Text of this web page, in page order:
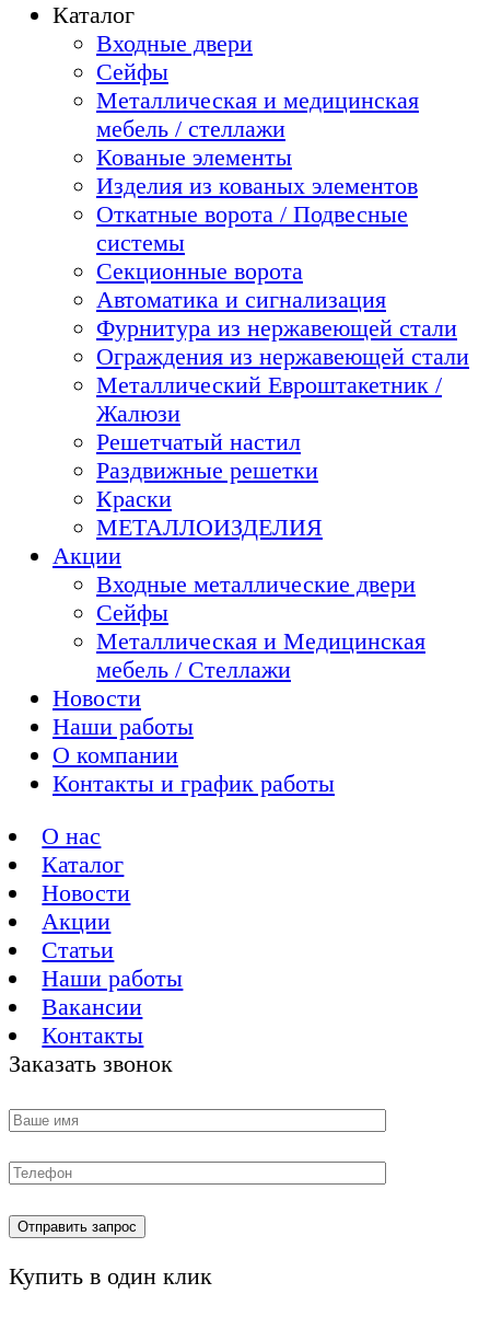
Каталог
Входные двери
Сейфы
Металлическая и медицинская
мебель / стеллажи
Кованые элементы
Изделия из кованых элементов
Откатные ворота / Подвесные
системы
Секционные ворота
Автоматика и сигнализация
Фурнитура из нержавеющей стали
Ограждения из нержавеющей стали
Металлический Евроштакетник /
Жалюзи
Решетчатый настил
Раздвижные решетки
Краски
МЕТАЛЛОИЗДЕЛИЯ
Акции
Входные металлические двери
Сейфы
Металлическая и Медицинская
мебель / Стеллажи
Новости
Наши работы
О компании
Контакты и график работы
О нас
Каталог
Новости
Акции
Статьи
Наши работы
Вакансии
Контакты
Заказать звонок
Купить в один клик